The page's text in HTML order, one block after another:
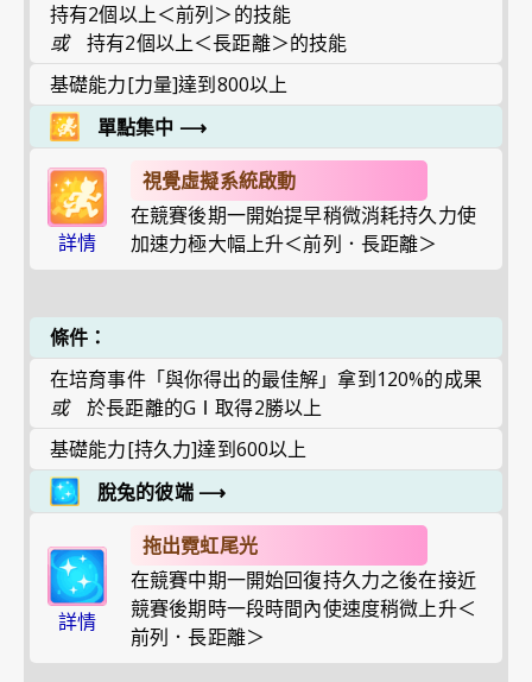
持有2個以上＜前列＞的技能
或
持有2個以上＜長距離＞的技能
基礎能力[力量]達到800以上
單點集中 ⟶
詳情
視覺虛擬系統啟動
在競賽後期一開始提早稍微消耗持久力使
加速力極大幅上升＜前列．長距離＞
條件：
在培育事件「與你得出的最佳解」拿到120%的成果
或
於長距離的GⅠ取得2勝以上
基礎能力[持久力]達到600以上
脫兔的彼端 ⟶
詳情
拖出霓虹尾光
在競賽中期一開始回復持久力之後在接近
競賽後期時一段時間內使速度稍微上升＜
前列．長距離＞